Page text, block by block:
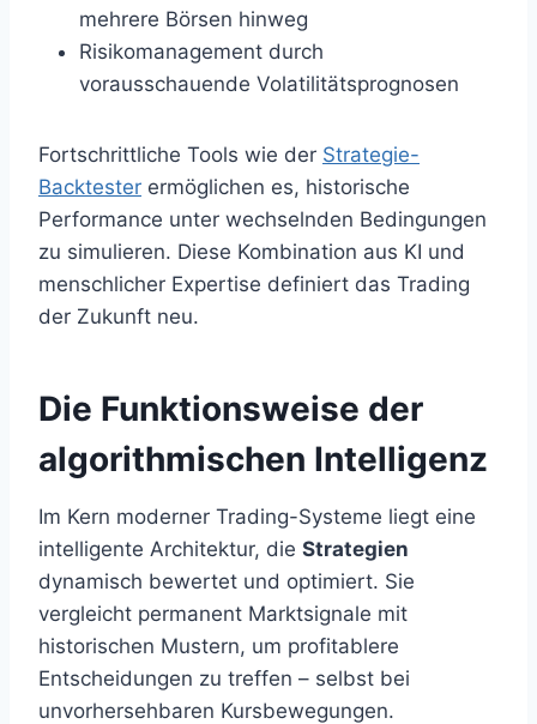
mehrere Börsen hinweg
Risikomanagement durch
vorausschauende Volatilitätsprognosen
Fortschrittliche Tools wie der Strategie-
Backtester ermöglichen es, historische
Performance unter wechselnden Bedingungen
zu simulieren. Diese Kombination aus KI und
menschlicher Expertise definiert das Trading
der Zukunft neu.
Die Funktionsweise der
algorithmischen Intelligenz
Im Kern moderner Trading-Systeme liegt eine
intelligente Architektur, die Strategien
dynamisch bewertet und optimiert. Sie
vergleicht permanent Marktsignale mit
historischen Mustern, um profitablere
Entscheidungen zu treffen – selbst bei
unvorhersehbaren Kursbewegungen.